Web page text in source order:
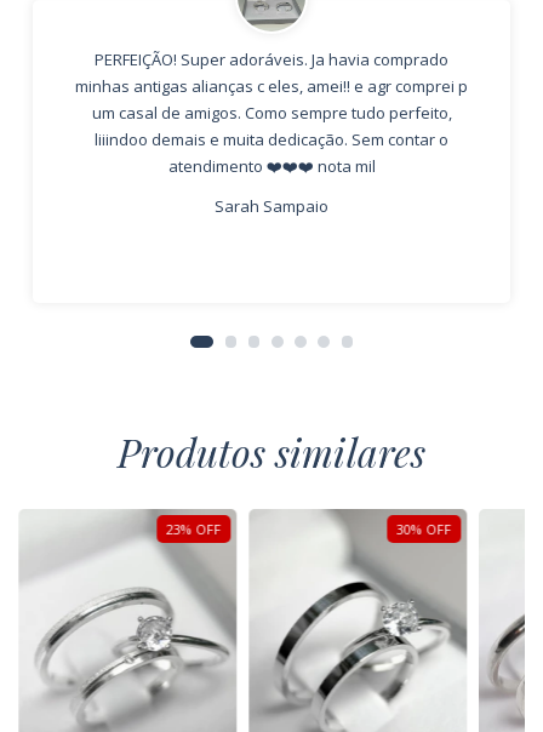
PERFEIÇÃO! Super adoráveis. Ja havia comprado
minhas antigas alianças c eles, amei!! e agr comprei p
um casal de amigos. Como sempre tudo perfeito,
liiindoo demais e muita dedicação. Sem contar o
atendimento ❤️❤️❤️ nota mil
Sarah Sampaio
Produtos similares
23% OFF 30% OFF